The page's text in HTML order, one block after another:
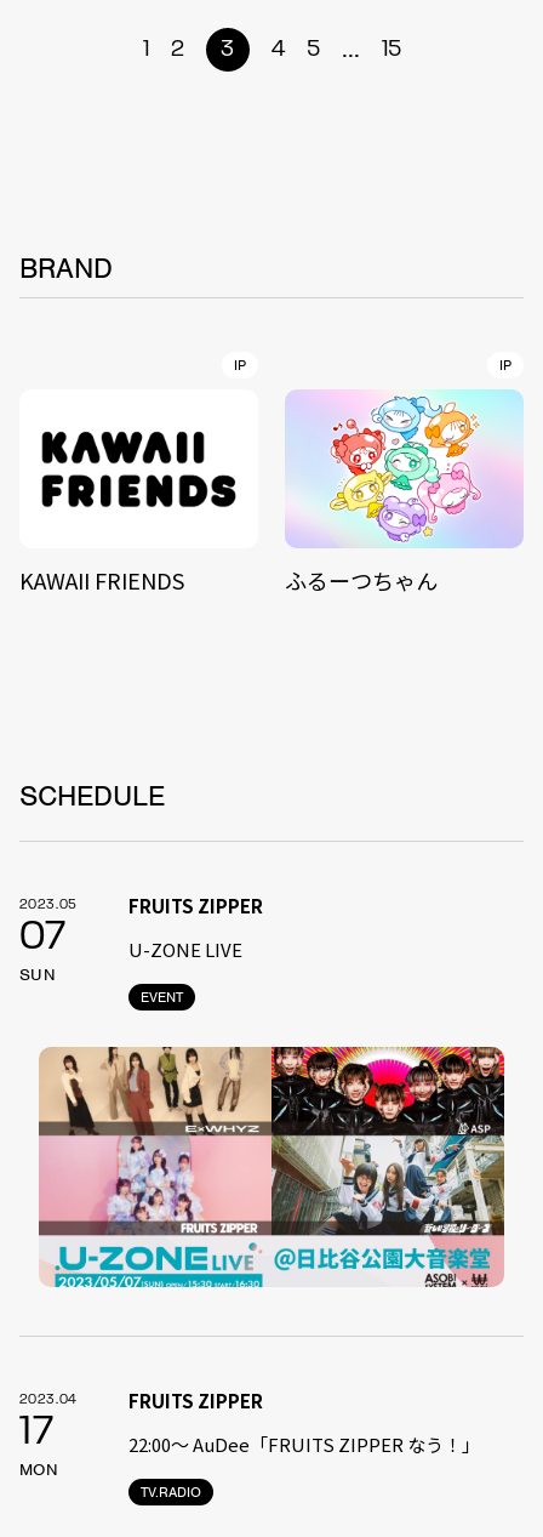
1 2 3 4 5 ... 15
BRAND
IP
KAWAII FRIENDS
IP
ふるーつちゃん
SCHEDULE
2023.05
07
SUN
EVENT
FRUITS ZIPPER
U-ZONE LIVE
2023.04
17
MON
TV.RADIO
FRUITS ZIPPER
22:00〜 AuDee「FRUITS ZIPPER なう！」